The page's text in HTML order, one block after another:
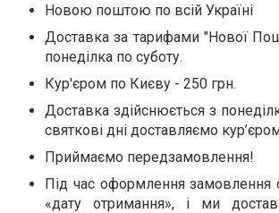
Новою поштою по всій Україні
Доставка за тарифами "Нової
понеділка по суботу.
Кур'єром по Києву - 250 грн.
Доставка здійснюється з
святкові дні доставляємо
Приймаємо передзамовлення!
Під час оформлення замовлення
«дату отримання», і ми